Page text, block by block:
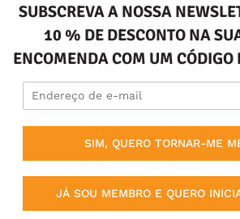
SUBSCREVA A NOSSA
10 % DE DESCONTO NA
ENCOMENDA COM UM
SIM, QUERO TORNAR-ME
JÁ SOU MEMBRO E QUERO